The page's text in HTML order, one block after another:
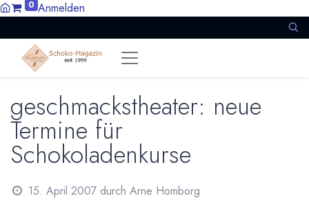
0 Anmelden
geschmackstheater: neue
Termine für
Schokoladenkurse
15. April 2007 durch Arne Homborg